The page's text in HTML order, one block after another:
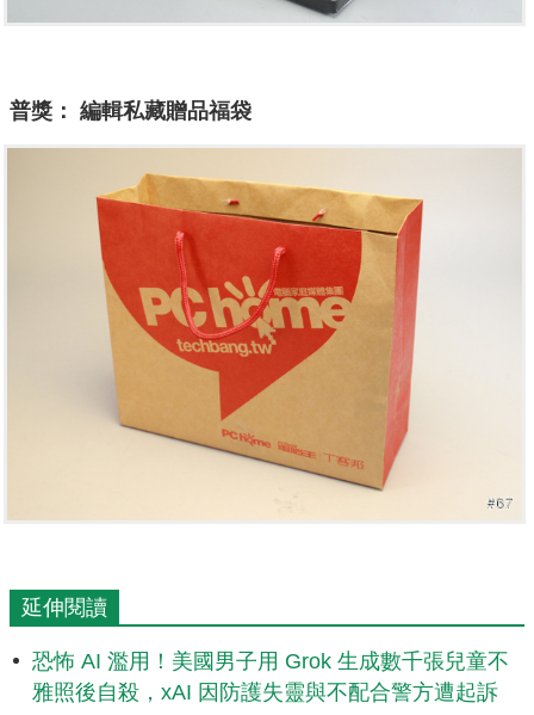
普獎： 編輯私藏贈品福袋
延伸閱讀
恐怖 AI 濫用！美國男子用 Grok 生成數千張兒童不
雅照後自殺，xAI 因防護失靈與不配合警方遭起訴